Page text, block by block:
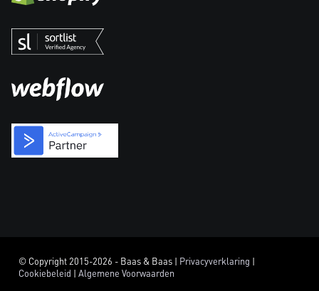
© Copyright 2015-2026 - Baas & Baas | Privacyverklaring |
Cookiebeleid | Algemene Voorwaarden